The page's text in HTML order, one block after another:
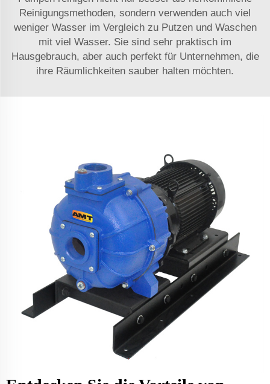
Reinigungsmethoden, sondern verwenden auch viel
weniger Wasser im Vergleich zu Putzen und Waschen
mit viel Wasser. Sie sind sehr praktisch im
Hausgebrauch, aber auch perfekt für Unternehmen, die
ihre Räumlichkeiten sauber halten möchten.